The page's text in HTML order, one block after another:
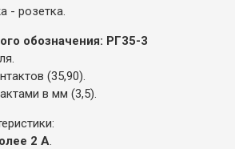
- розетка.
обозначения: РГ35-3
(35,90).
в мм (3,5).
2 А.